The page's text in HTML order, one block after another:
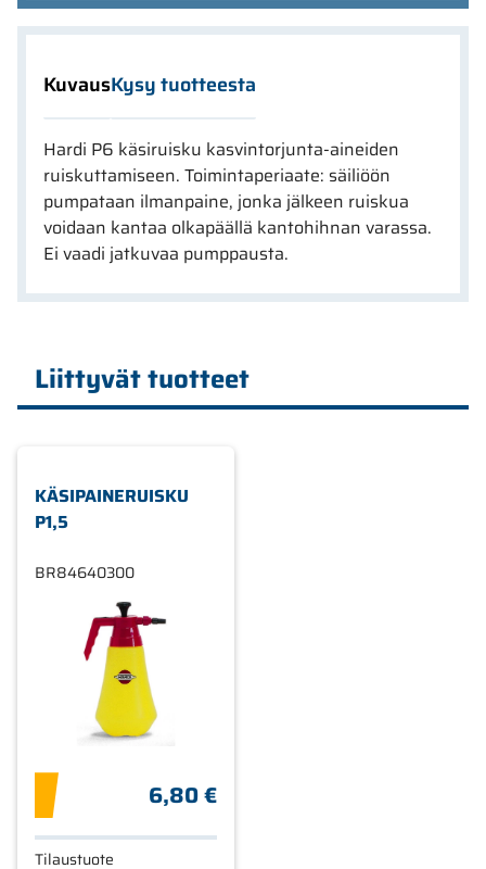
KuvausKysy tuotteesta
Hardi P6 käsiruisku kasvintorjunta-aineiden
ruiskuttamiseen. Toimintaperiaate: säiliöön
pumpataan ilmanpaine, jonka jälkeen ruiskua
voidaan kantaa olkapäällä kantohihnan varassa.
Ei vaadi jatkuvaa pumppausta.
Liittyvät tuotteet
KÄSIPAINERUISKU
P1,5
BR84640300
6,80 €
Tilaustuote